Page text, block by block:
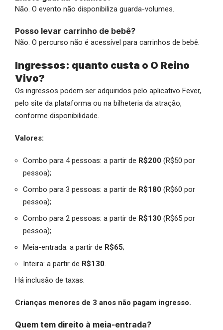
Não. O evento não disponibiliza guarda-volumes.
Posso levar carrinho de bebê?
Não. O percurso não é acessível para carrinhos de bebê.
Ingressos: quanto custa o O Reino
Vivo?
Os ingressos podem ser adquiridos pelo aplicativo Fever,
pelo site da plataforma ou na bilheteria da atração,
conforme disponibilidade.
Valores:
Combo para 4 pessoas: a partir de R$200 (R$50 por
pessoa);
Combo para 3 pessoas: a partir de R$180 (R$60 por
pessoa);
Combo para 2 pessoas: a partir de R$130 (R$65 por
pessoa);
Meia-entrada: a partir de R$65;
Inteira: a partir de R$130.
Há inclusão de taxas.
Crianças menores de 3 anos não pagam ingresso.
Quem tem direito à meia-entrada?